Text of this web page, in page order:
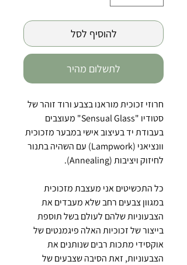
להוסיף לסל
לתשלום מהיר
חרוזי זכוכית מוראנו בצבע ורוד זוהר של
סטודיו "Sensual Glass" מעוצבים
בעבודת יד בעיצוב אישי במבער מזכוכית
וונציאני (Lampwork) עם השהיה בתנור
לחיזוק ויציבות (Annealing).
כל התכשיטים אני מעצבת מזכוכית
במגוון צבעים רחב שלא מעבדים את
הצבעוניות שלהם לעולם בשל תוספת
בייצור של זכוכיות האלה פיגמנטים של
אוקסידי מתכות רבים שנותנים את
הצבעוניות, זאת הסיבה שצבעים של